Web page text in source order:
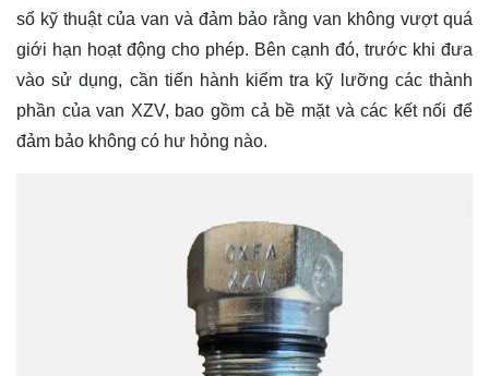
số kỹ thuật của van và đảm bảo rằng van không vượt quá
giới hạn hoạt động cho phép. Bên cạnh đó, trước khi đưa
vào sử dụng, cần tiến hành kiểm tra kỹ lưỡng các thành
phần của van XZV, bao gồm cả bề mặt và các kết nối để
đảm bảo không có hư hỏng nào.